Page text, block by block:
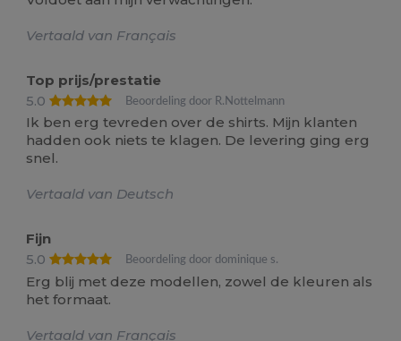
Vertaald van Français
Top prijs/prestatie
5.0
Beoordeling door R.Nottelmann
Ik ben erg tevreden over de shirts. Mijn klanten
hadden ook niets te klagen. De levering ging erg
snel.
Vertaald van Deutsch
Fijn
5.0
Beoordeling door dominique s.
Erg blij met deze modellen, zowel de kleuren als
het formaat.
Vertaald van Français